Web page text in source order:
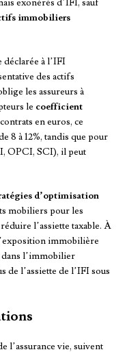
exonérés d’IFI, sauf
immobiliers
à l’IFI
des actifs
les assureurs à
le coefficient
en euros, ce
8 à 12%, tandis que pour
OPCI, SCI), il peut
d’optimisation
mobiliers pour les
l’assiette taxable. À
immobilière
l’immobilier
de l’assiette de l’IFI sous
l’assurance vie, suivent